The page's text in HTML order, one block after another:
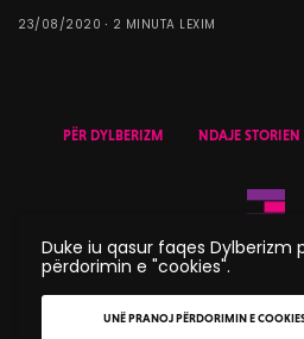
23/08/2020 2 MINUTA LEXIM
PËR DYLBERIZM NDAJE STORIEN
© 2020 DYLBERIZM - TË GJITHA TË
Duke iu qasur faqes Dylberizm
përdorimin e "cookies".
UNË PRANOJ PËRDORIMIN E